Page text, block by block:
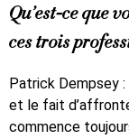
Qu’est-ce que
ces trois
Patrick Dempsey
et le fait
commence